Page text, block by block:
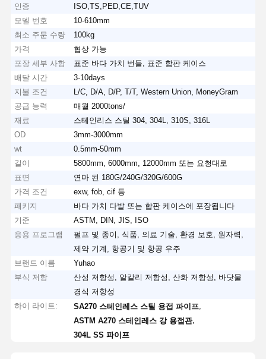
인증
ISO,TS,PED,CE,TUV
모델 번호
10-610mm
최소 주문 수량
100kg
가격
협상 가능
포장 세부 사항
표준 바다 가치 번들, 표준 합판 케이스
배달 시간
3-10days
지불 조건
L/C, D/A, D/P, T/T, Western Union, MoneyGram
공급 능력
매월 2000tons/
재료
스테인리스 스틸 304, 304L, 310S, 316L
OD
3mm-3000mm
wt
0.5mm-50mm
길이
5800mm, 6000mm, 12000mm 또는 요청대로
표면
연마 된 180G/240G/320G/600G
가격 조건
exw, fob, cif 등
패키지
바다 가치 다발 또는 합판 케이스에 포장됩니다
기준
ASTM, DIN, JIS, ISO
응용 프로그램
펄프 및 종이, 식품, 의료 기술, 환경 보호, 원자력,
제약 기계, 항공기 및 항공 우주
브랜드 이름
Yuhao
부식 저항
산성 저항성, 알칼리 저항성, 산화 저항성, 바닷물
경식 저항성
하이 라이트:
SA270 스테인레스 스틸 용접 파이프
ASTM A270 스테인레스 강 용접관,
304L SS 파이프